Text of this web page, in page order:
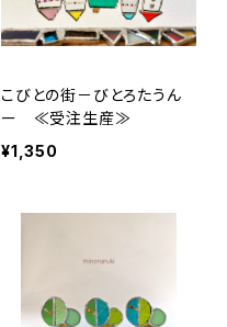
こびとの街－びとろたうん
ー ≪受注生産≫
¥1,350